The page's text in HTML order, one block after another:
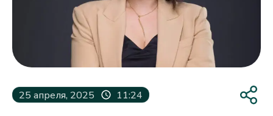
25 апреля, 2025 11:24